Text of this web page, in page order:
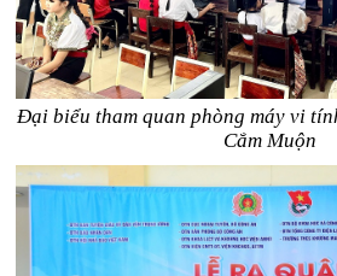
Đại biểu tham quan phòng máy vi
Cắm Muộn